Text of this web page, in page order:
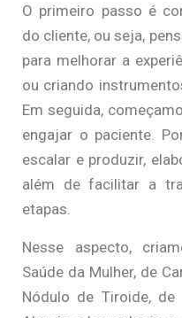
O primeiro passo é
do cliente, ou seja,
para melhorar a
ou criando
Em seguida,
engajar o paciente.
escalar e produzir,
além de facilitar a
etapas.
Nesse aspecto,
Saúde da Mulher, de
Nódulo de Tiroide, de